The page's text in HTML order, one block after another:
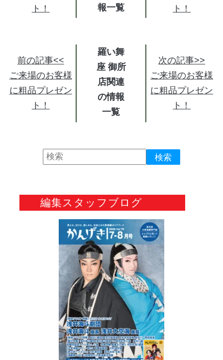
ト！ 報 ト！
前の記事<<
ご来場のお客様
に粗品プレゼン
ト！
羅い舞
座 御所
店関連
の情報
次の記事>>
ご来場のお客様
に粗品プレゼン
ト！
編集スタッフブログ